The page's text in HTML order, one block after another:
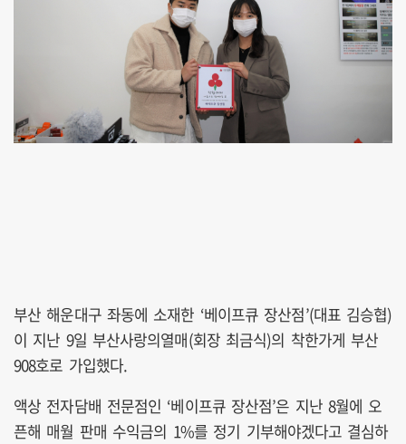
부산 해운대구 좌동에 소재한 ‘베이프큐 장산점’(대표 김승협)
이 지난 9일 부산사랑의열매(회장 최금식)의 착한가게 부산
908호로 가입했다.
액상 전자담배 전문점인 ‘베이프큐 장산점’은 지난 8월에 오
픈해 매월 판매 수익금의 1%를 정기 기부해야겠다고 결심하